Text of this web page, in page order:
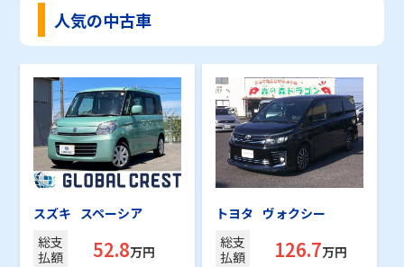
人気の中古車
スズキ
スペーシア
総支
払額
52.8万円
トヨタ ヴォクシー
総支
払額
126.7万円